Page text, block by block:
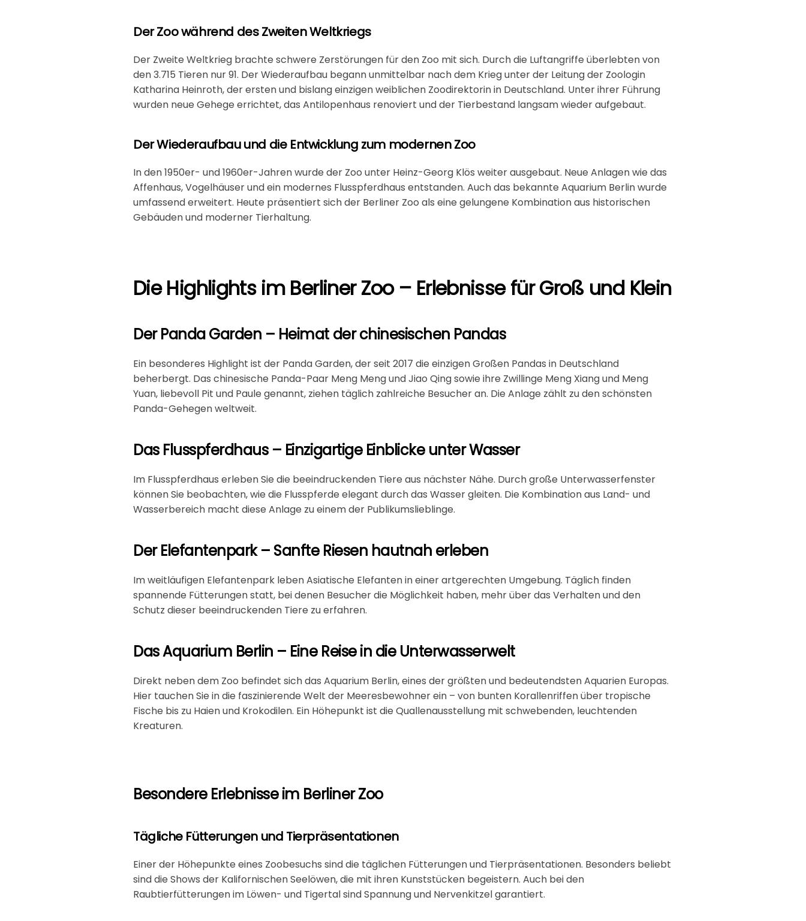
Der Zoo während des Zweiten Weltkriegs
Der Zweite Weltkrieg brachte schwere Zerstörungen für den Zoo mit sich. Durch die Luftangriffe überlebten von
den 3.715 Tieren nur 91. Der Wiederaufbau begann unmittelbar nach dem Krieg unter der Leitung der Zoologin
Katharina Heinroth, der ersten und bislang einzigen weiblichen Zoodirektorin in Deutschland. Unter ihrer Führung
wurden neue Gehege errichtet, das Antilopenhaus renoviert und der Tierbestand langsam wieder aufgebaut.
Der Wiederaufbau und die Entwicklung zum modernen Zoo
In den 1950er- und 1960er-Jahren wurde der Zoo unter Heinz-Georg Klös weiter ausgebaut. Neue Anlagen wie das
Affenhaus, Vogelhäuser und ein modernes Flusspferdhaus entstanden. Auch das bekannte Aquarium Berlin wurde
umfassend erweitert. Heute präsentiert sich der Berliner Zoo als eine gelungene Kombination aus historischen
Gebäuden und moderner Tierhaltung.
Die Highlights im Berliner Zoo – Erlebnisse für Groß und Klein
Der Panda Garden – Heimat der chinesischen Pandas
Ein besonderes Highlight ist der Panda Garden, der seit 2017 die einzigen Großen Pandas in Deutschland
beherbergt. Das chinesische Panda-Paar Meng Meng und Jiao Qing sowie ihre Zwillinge Meng Xiang und Meng
Yuan, liebevoll Pit und Paule genannt, ziehen täglich zahlreiche Besucher an. Die Anlage zählt zu den schönsten
Panda-Gehegen weltweit.
Das Flusspferdhaus – Einzigartige Einblicke unter Wasser
Im Flusspferdhaus erleben Sie die beeindruckenden Tiere aus nächster Nähe. Durch große Unterwasserfenster
können Sie beobachten, wie die Flusspferde elegant durch das Wasser gleiten. Die Kombination aus Land- und
Wasserbereich macht diese Anlage zu einem der Publikumslieblinge.
Der Elefantenpark – Sanfte Riesen hautnah erleben
Im weitläufigen Elefantenpark leben Asiatische Elefanten in einer artgerechten Umgebung. Täglich finden
spannende Fütterungen statt, bei denen Besucher die Möglichkeit haben, mehr über das Verhalten und den
Schutz dieser beeindruckenden Tiere zu erfahren.
Das Aquarium Berlin – Eine Reise in die Unterwasserwelt
Direkt neben dem Zoo befindet sich das Aquarium Berlin, eines der größten und bedeutendsten Aquarien Europas.
Hier tauchen Sie in die faszinierende Welt der Meeresbewohner ein – von bunten Korallenriffen über tropische
Fische bis zu Haien und Krokodilen. Ein Höhepunkt ist die Quallenausstellung mit schwebenden, leuchtenden
Kreaturen.
Besondere Erlebnisse im Berliner Zoo
Tägliche Fütterungen und Tierpräsentationen
Einer der Höhepunkte eines Zoobesuchs sind die täglichen Fütterungen und Tierpräsentationen. Besonders beliebt
sind die Shows der Kalifornischen Seelöwen, die mit ihren Kunststücken begeistern. Auch bei den
Raubtierfütterungen im Löwen- und Tigertal sind Spannung und Nervenkitzel garantiert.